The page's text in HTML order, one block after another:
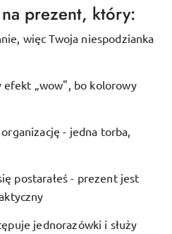
prezent, który:
więc Twoja niespodzianka
efekt „wow", bo kolorowy
- jedna torba,
postarałeś - prezent jest
jednorazówki i służy